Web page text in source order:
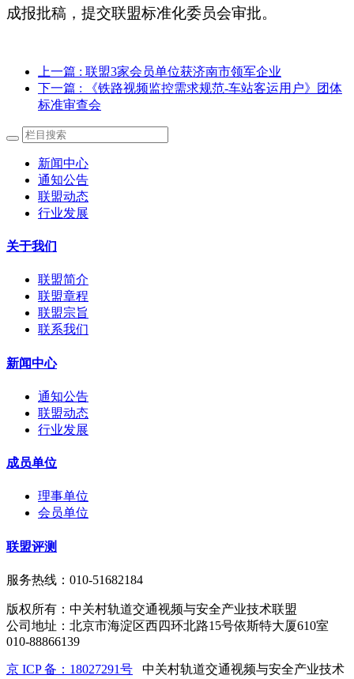
成报批稿，提交联盟标准化委员会审批。
上一篇 : 联盟3家会员单位获济南市领军企业
下一篇 : 《铁路视频监控需求规范-车站客运用户》团体
标准审查会
新闻中心
通知公告
联盟动态
行业发展
关于我们
联盟简介
联盟章程
联盟宗旨
联系我们
新闻中心
通知公告
联盟动态
行业发展
成员单位
理事单位
会员单位
联盟评测
服务热线：010-51682184
版权所有：中关村轨道交通视频与安全产业技术联盟
公司地址：北京市海淀区西四环北路15号依斯特大厦610室
010-88866139
京 ICP 备：18027291号 中关村轨道交通视频与安全产业技术